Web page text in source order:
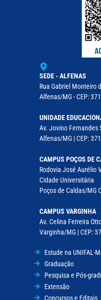
SEDE - ALFENAS
Rua Gabriel Monteiro
Alfenas/MG - CEP:
UNIDADE
Av. Jovino Fernandes
Alfenas/MG | CEP:
CAMPUS POÇOS DE
Rodovia José Aurélio
Cidade Universitária
Poços de Caldas/MG
CAMPUS VARGINHA
Av. Celina Ferreira
Varginha/MG | CEP:
Estude na UNIFAL-
Graduação
Pesquisa e Pós-
Extensão
Concursos e Editais